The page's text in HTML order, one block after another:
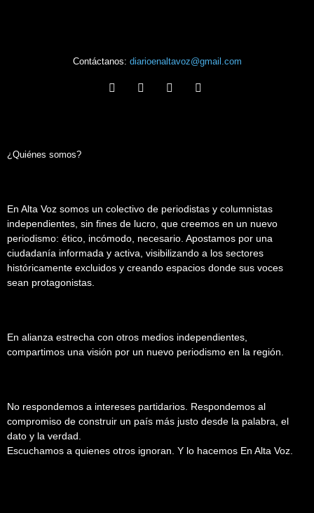
Contáctanos: diarioenaltavoz@gmail.com
¿Quiénes somos?
En Alta Voz somos un colectivo de periodistas y columnistas
independientes, sin fines de lucro, que creemos en un nuevo
periodismo: ético, incómodo, necesario. Apostamos por una
ciudadanía informada y activa, visibilizando a los sectores
históricamente excluidos y creando espacios donde sus voces
sean protagonistas.
En alianza estrecha con otros medios independientes,
compartimos una visión por un nuevo periodismo en la región.
No respondemos a intereses partidarios. Respondemos al
compromiso de construir un país más justo desde la palabra, el
dato y la verdad.
Escuchamos a quienes otros ignoran. Y lo hacemos En Alta Voz.